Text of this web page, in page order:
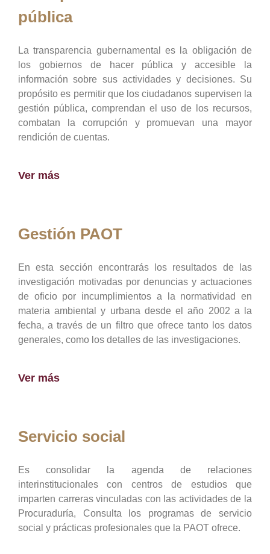
pública
La transparencia gubernamental es la obligación de
los gobiernos de hacer pública y accesible la
información sobre sus actividades y decisiones. Su
propósito es permitir que los ciudadanos supervisen la
gestión pública, comprendan el uso de los recursos,
combatan la corrupción y promuevan una mayor
rendición de cuentas.
Ver más
Gestión PAOT
En esta sección encontrarás los resultados de las
investigación motivadas por denuncias y actuaciones
de oficio por incumplimientos a la normatividad en
materia ambiental y urbana desde el año 2002 a la
fecha, a través de un filtro que ofrece tanto los datos
generales, como los detalles de las investigaciones.
Ver más
Servicio social
Es consolidar la agenda de relaciones
interinstitucionales con centros de estudios que
imparten carreras vinculadas con las actividades de la
Procuraduría, Consulta los programas de servicio
social y prácticas profesionales que la PAOT ofrece.